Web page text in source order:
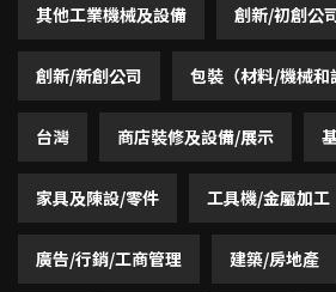
其他工業機械及設備 創新/初創公
創新/新創公司 包裝（材料/機械和
台灣 商店裝修及設備/展示
家具及陳設/零件 工具機/金屬加工
廣告/行銷/工商管理 建築/房地產